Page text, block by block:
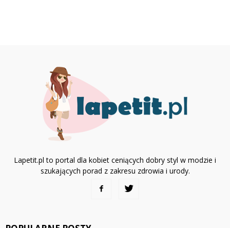
Lapetit.pl to portal dla kobiet ceniących dobry styl w modzie i
szukających porad z zakresu zdrowia i urody.